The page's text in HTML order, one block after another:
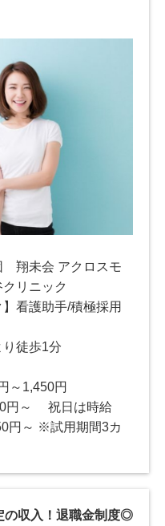
翔未会 アクロスモ
リニック
】看護助手/積極採用
徒歩1分
～1,450円
～ 祝日は時給
円～ ※試用期間3カ
の収入！退職金制度◎